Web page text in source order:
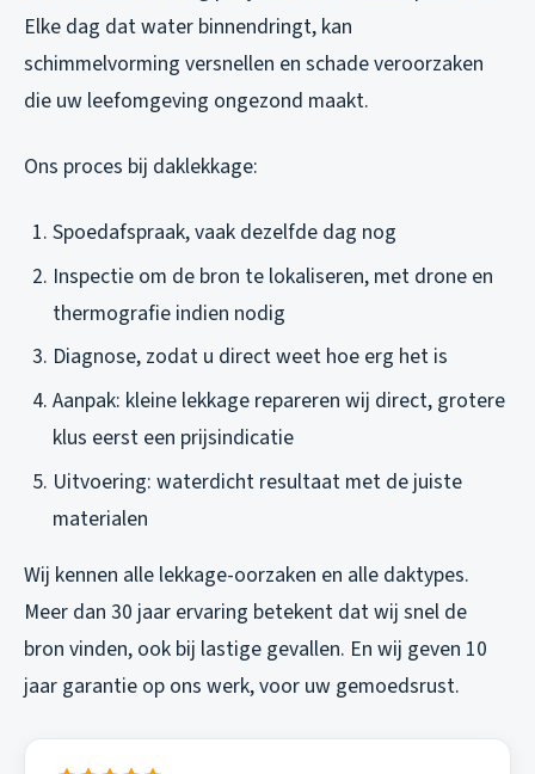
Elke dag dat water binnendringt, kan
schimmelvorming versnellen en schade veroorzaken
die uw leefomgeving ongezond maakt.
Ons proces bij daklekkage:
Spoedafspraak, vaak dezelfde dag nog
Inspectie om de bron te lokaliseren, met drone en
thermografie indien nodig
Diagnose, zodat u direct weet hoe erg het is
Aanpak: kleine lekkage repareren wij direct, grotere
klus eerst een prijsindicatie
Uitvoering: waterdicht resultaat met de juiste
materialen
Wij kennen alle lekkage-oorzaken en alle daktypes.
Meer dan 30 jaar ervaring betekent dat wij snel de
bron vinden, ook bij lastige gevallen. En wij geven 10
jaar garantie op ons werk, voor uw gemoedsrust.